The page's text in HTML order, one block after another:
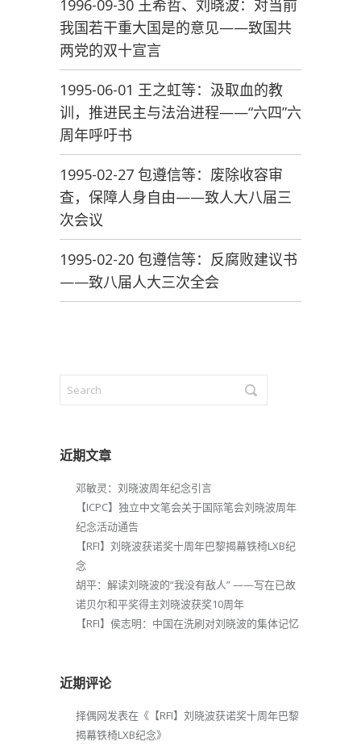
1996-09-30 王希哲、刘晓波：对当前
我国若干重大国是的意见——致国共
两党的双十宣言
1995-06-01 王之虹等：汲取血的教
训，推进民主与法治进程——“六四”六
周年呼吁书
1995-02-27 包遵信等：废除收容审
查，保障人身自由——致人大八届三
次会议
1995-02-20 包遵信等：反腐败建议书
——致八届人大三次全会
近期文章
邓敏灵：刘晓波周年纪念引言
【ICPC】独立中文笔会关于国际笔会刘晓波周年
纪念活动通告
【RFI】刘晓波获诺奖十周年巴黎揭幕铁椅LXB纪
念
胡平：解读刘晓波的“我没有敌人” ——写在已故
诺贝尔和平奖得主刘晓波获奖10周年
【RFI】侯志明：中国在洗刷对刘晓波的集体记忆
近期评论
择偶网发表在《 【RFI】刘晓波获诺奖十周年巴黎
揭幕铁椅LXB纪念》